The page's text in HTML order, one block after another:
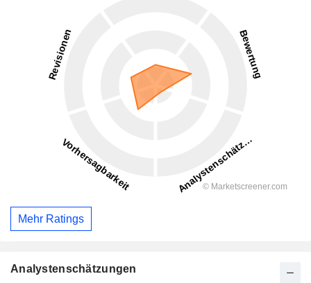
Mehr Ratings
Analystenschätzungen